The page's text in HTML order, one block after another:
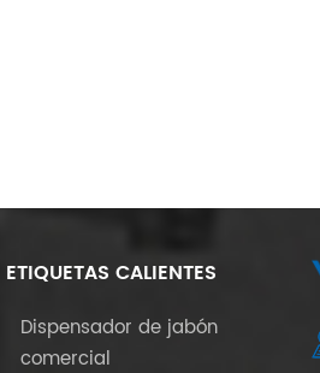
ETIQUETAS CALIENTES
Dispensador de jabón
comercial